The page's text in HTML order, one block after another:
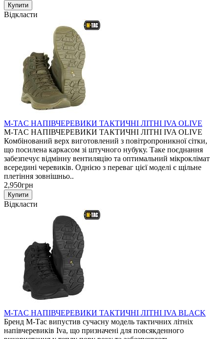
Відкласти
M-TAC НАПІВЧЕРЕВИКИ ТАКТИЧНІ ЛІТНІ IVA OLIVE
M-TAC НАПІВЧЕРЕВИКИ ТАКТИЧНІ ЛІТНІ IVA OLIVE
Комбінований верх виготовлений з повітропроникної сітки,
що посилена каркасом зі штучного нубуку. Таке поєднання
забезпечує відмінну вентиляцію та оптимальний мікроклімат
всередині черевиків. Однією з переваг цієї моделі є щільне
плетіння зовнішньо..
2,950грн
Відкласти
M-TAC НАПІВЧЕРЕВИКИ ТАКТИЧНІ ЛІТНІ IVA BLACK
Бренд М-Тас випустив сучасну модель тактичних літніх
напівчеревиків Iva, що призначені для повсякденного